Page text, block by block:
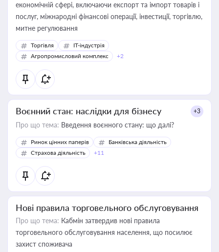
економічній сфері, включаючи експорт та імпорт товарів і
послуг, міжнародні фінансові операції, інвестиції, торгівлю,
митне регулювання
Торгівля
IT-індустрія
Агропромисловий комплекс
+2
Воєнний стан: наслідки для бізнесу +3
Про що тема: Введення воєнного стану: що далі?
Ринок цінних паперів
Банківська діяльність
Страхова діяльність
+11
Нові правила торговельного обслуговування
Про що тема: Кабмін затвердив нові правила
торговельного обслуговування населення, що посилює
захист споживача